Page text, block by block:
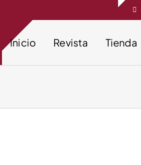
Inicio Revista Tienda